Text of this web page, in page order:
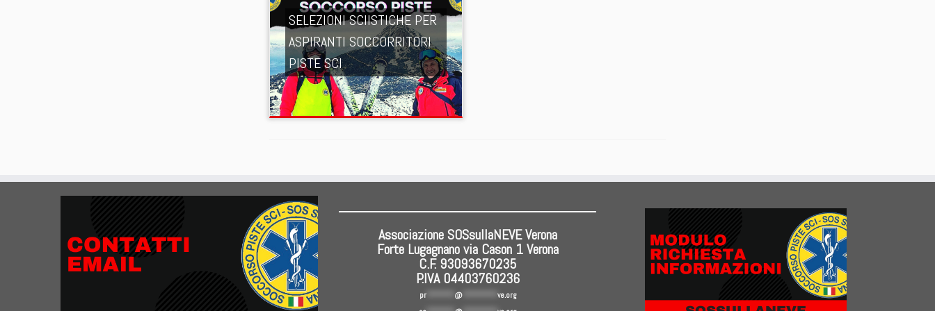
SELEZIONI SCIISTICHE PER
ASPIRANTI SOCCORRITORI
PISTE SCI
Associazione SOSsullaNEVE Verona
Forte Lugagnano via Cason 1 Verona
C.F. 93093670235
P.IVA 04403760236
pr******** @********** ve.org